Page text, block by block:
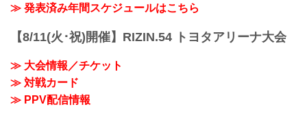
≫ 発表済み年間スケジュールはこちら
【8/11(火･祝)開催】RIZIN.54 トヨタアリーナ大会
≫ 大会情報／チケット
≫ 対戦カード
≫ PPV配信情報